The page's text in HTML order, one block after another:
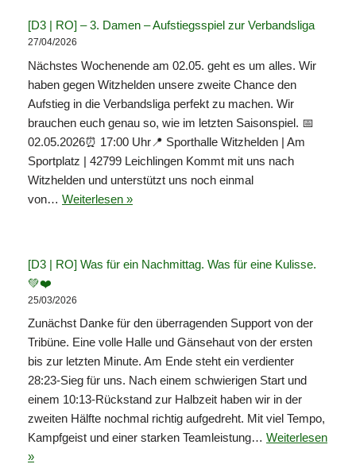
[D3 | RO] – 3. Damen – Aufstiegsspiel zur Verbandsliga
27/04/2026
Nächstes Wochenende am 02.05. geht es um alles. Wir
haben gegen Witzhelden unsere zweite Chance den
Aufstieg in die Verbandsliga perfekt zu machen. Wir
brauchen euch genau so, wie im letzten Saisonspiel. 📅
02.05.2026⏰ 17:00 Uhr📍 Sporthalle Witzhelden | Am
Sportplatz | 42799 Leichlingen Kommt mit uns nach
Witzhelden und unterstützt uns noch einmal
von… Weiterlesen »
[D3 | RO] Was für ein Nachmittag. Was für eine Kulisse.
💚❤️
25/03/2026
Zunächst Danke für den überragenden Support von der
Tribüne. Eine volle Halle und Gänsehaut von der ersten
bis zur letzten Minute. Am Ende steht ein verdienter
28:23-Sieg für uns. Nach einem schwierigen Start und
einem 10:13-Rückstand zur Halbzeit haben wir in der
zweiten Hälfte nochmal richtig aufgedreht. Mit viel Tempo,
Kampfgeist und einer starken Teamleistung… Weiterlesen
»